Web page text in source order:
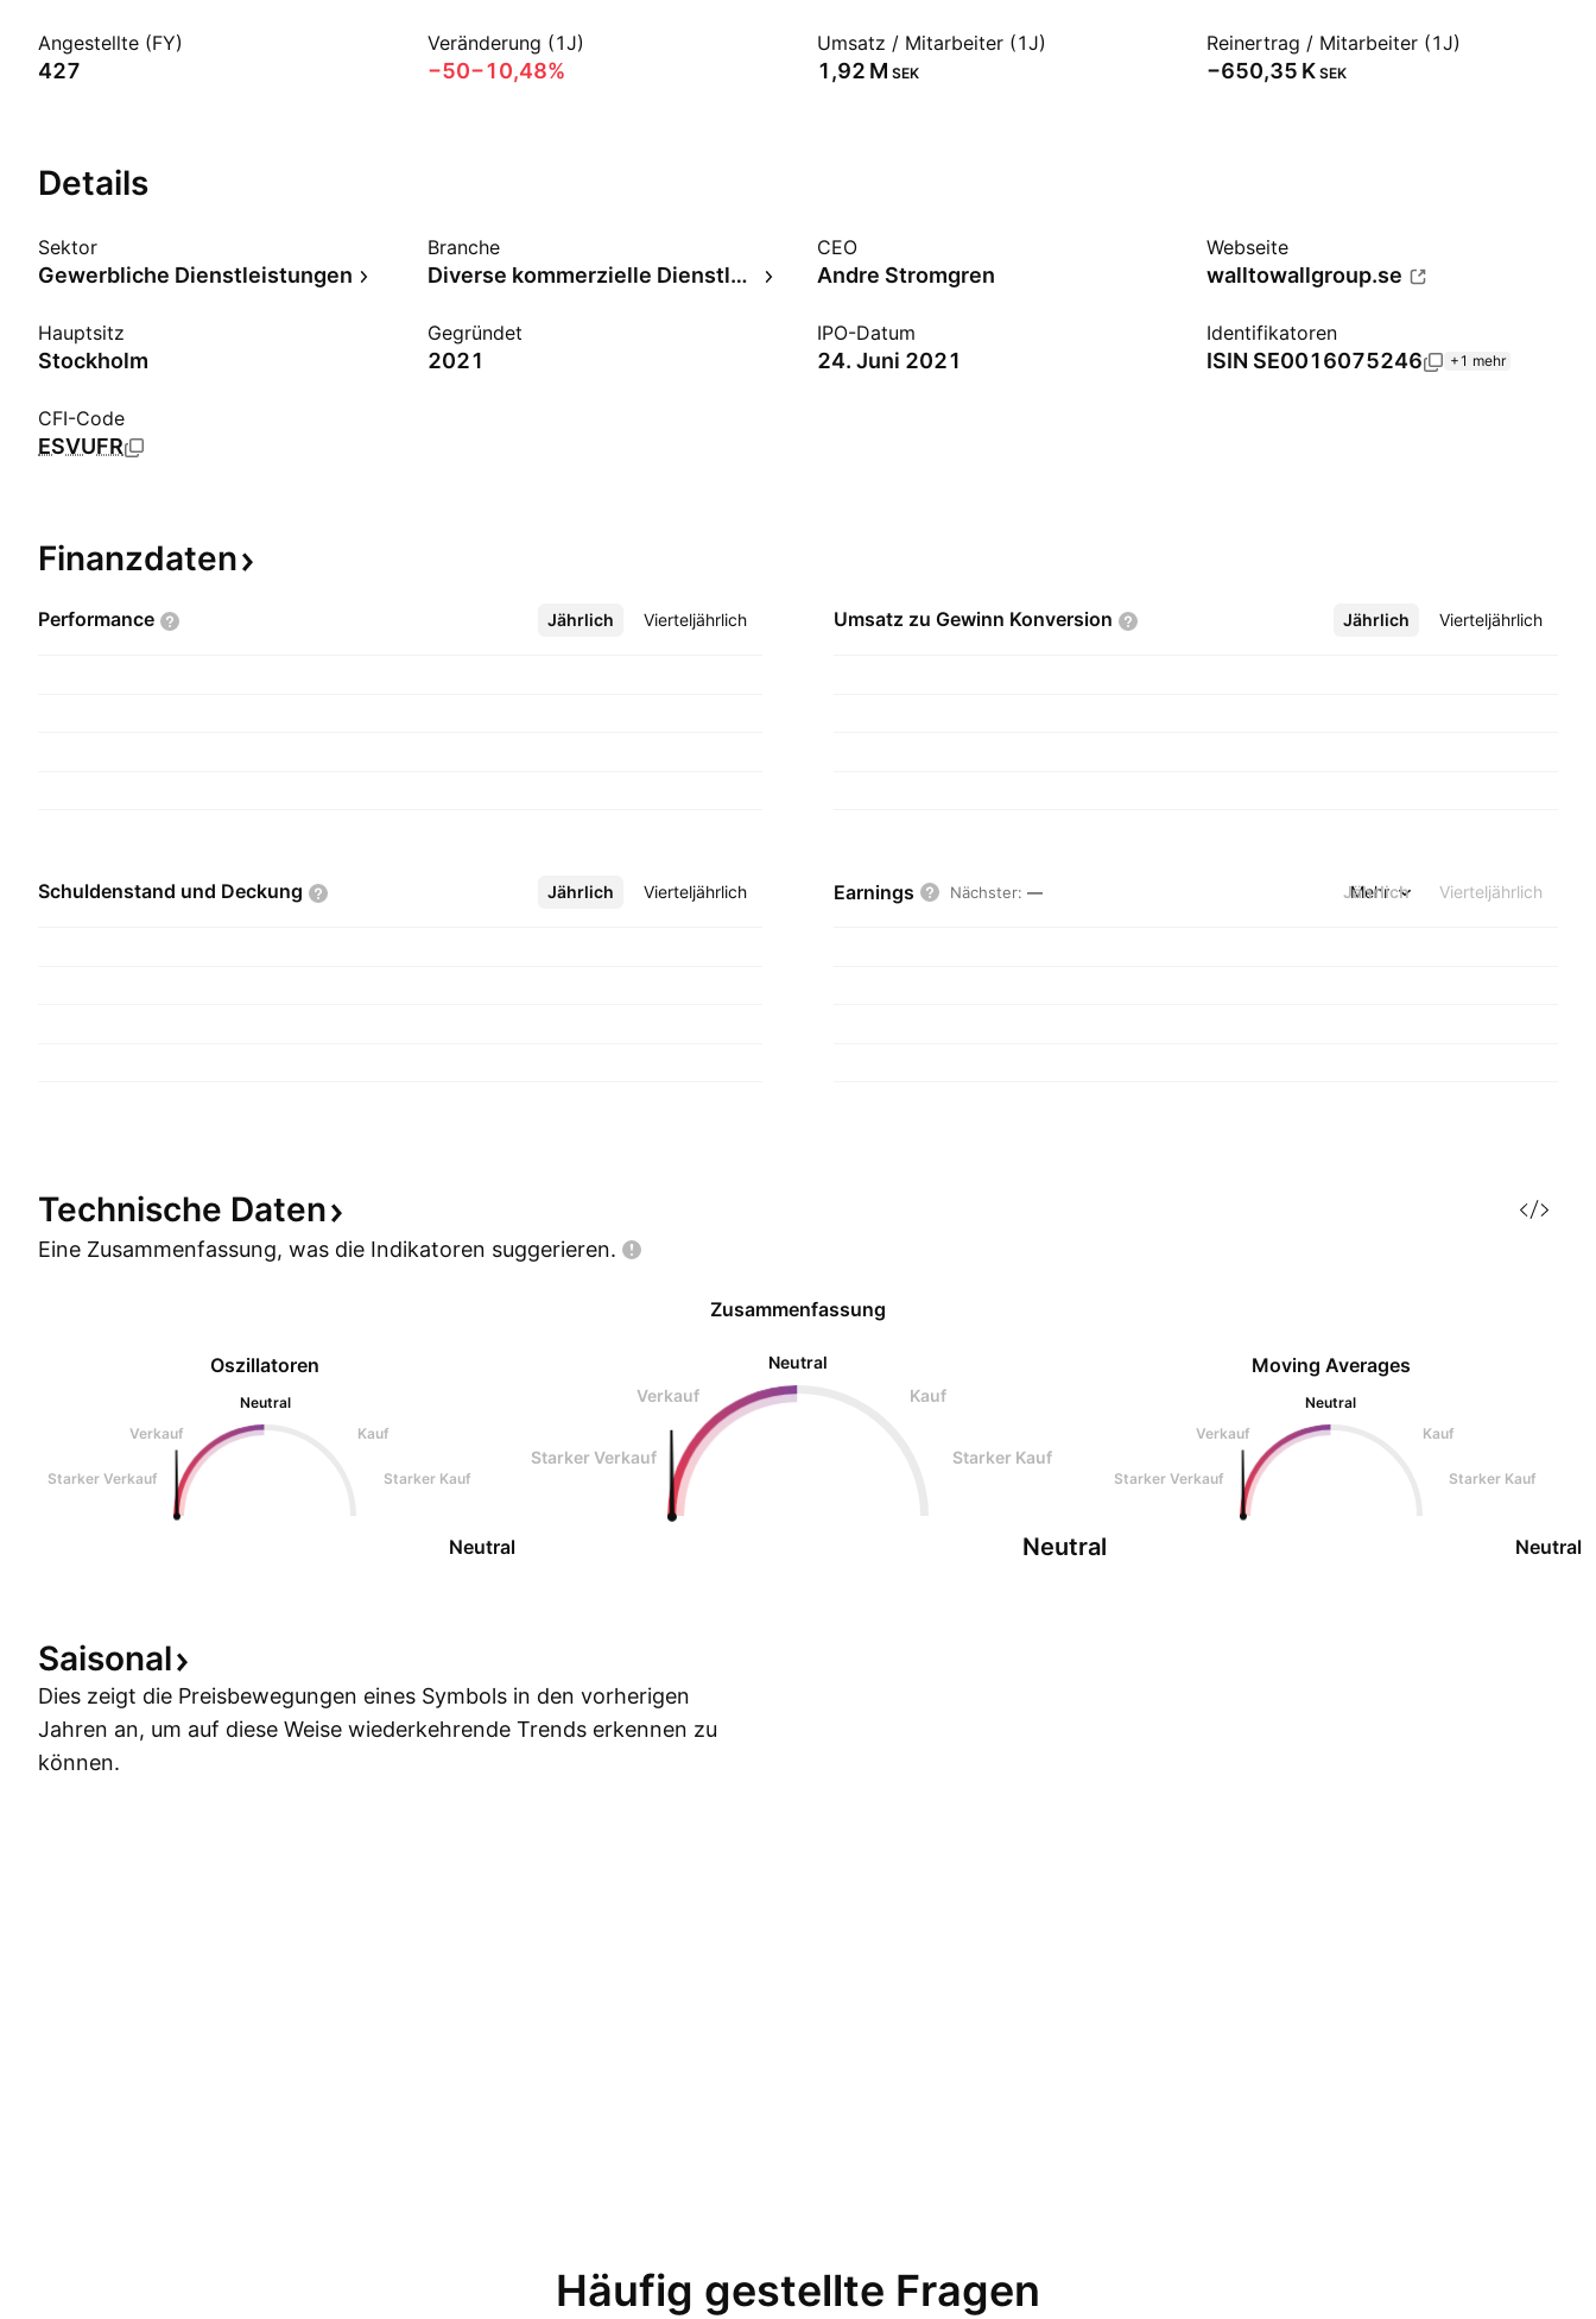
Angestellte (FY)
427
Veränderung (1J)
−50−10,48%
Umsatz / Mitarbeiter (1J)
‪1,92 M‬ SEK
Reinertrag / Mitarbeiter (1J)
‪−650,35 K‬ SEK
Details
Sektor
Gewerbliche Dienstleistungen
Branche
Diverse kommerzielle Dienstleistungen
CEO
Andre Stromgren
Webseite
walltowallgroup.se
Hauptsitz
Stockholm
Gegründet
2021
IPO-Datum
24. Juni 2021
Identifikatoren
ISIN SE0016075246 +1 mehr
CFI-Code
ESVUFR
Finanzdaten
Performance Jährlich Vierteljährlich
Mehr Umsatz zu Gewinn Konversion Jährlich Vierteljährlich
Mehr
Schuldenstand und Deckung Jährlich Vierteljährlich
Mehr Earnings Nächster: — Jährlich Vierteljährlich
Mehr
Technische Daten
Eine Zusammenfassung, was die Indikatoren suggerieren.
Oszillatoren
Neutral
Verkauf
Kauf
Starker Verkauf Starker Kauf
Neutral
Zusammenfassung
Neutral
Verkauf
Kauf
Starker Verkauf Starker Kauf
Neutral
Moving Averages
Neutral
Verkauf
Kauf
Starker Verkauf Starker Kauf
Neutral
Saisonal
Dies zeigt die Preisbewegungen eines Symbols in den vorherigen
Jahren an, um auf diese Weise wiederkehrende Trends erkennen zu
können.
Häufig gestellte Fragen